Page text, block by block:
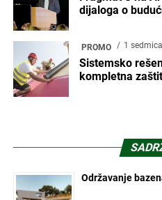
dijaloga o
PROMO 1
Sistemsko
kompletna
Održavanje